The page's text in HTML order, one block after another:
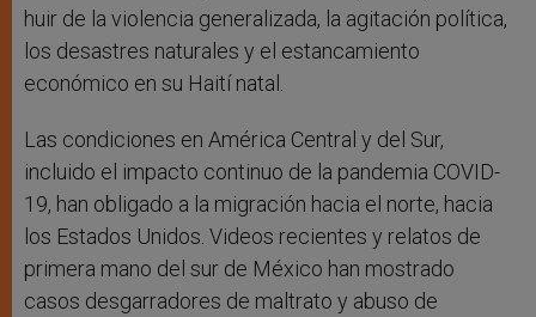
huir de la violencia generalizada, la agitación política,
los desastres naturales y el estancamiento
económico en su Haití natal.
Las condiciones en América Central y del Sur,
incluido el impacto continuo de la pandemia COVID-
19, han obligado a la migración hacia el norte, hacia
los Estados Unidos. Videos recientes y relatos de
primera mano del sur de México han mostrado
casos desgarradores de maltrato y abuso de